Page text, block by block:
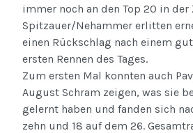
immer noch an den Top 20 in
Spitzauer/Nehammer erlitten
einen Rückschlag nach einem
ersten Rennen des Tages.
Zum ersten Mal konnten auch
August Schram zeigen, was sie
gelernt haben und fanden sich
zehn und 18 auf dem 26.